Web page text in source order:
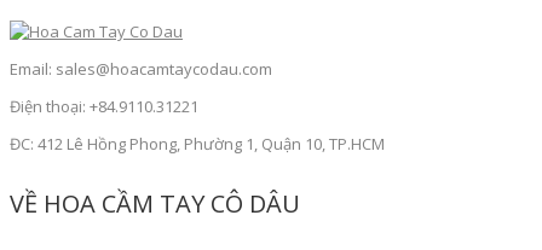
Email: sales@hoacamtaycodau.com
Điện thoại: +84.9110.31221
ĐC: 412 Lê Hồng Phong, Phường 1, Quận 10, TP.HCM
VỀ HOA CẦM TAY CÔ DÂU